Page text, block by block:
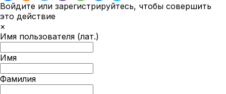
Войдите или зарегистрируйтесь, чтобы совершить
это действие
×
Имя пользователя (лат.)
Имя
Фамилия